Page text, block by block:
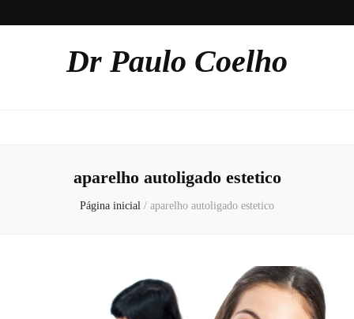
Dr Paulo Coelho
aparelho autoligado estetico
Página inicial / aparelho autoligado estetico